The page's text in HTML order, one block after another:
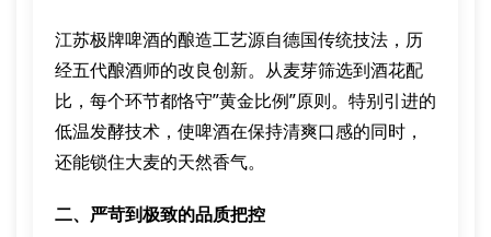
江苏极牌啤酒的酿造工艺源自德国传统技法，历
经五代酿酒师的改良创新。从麦芽筛选到酒花配
比，每个环节都恪守”黄金比例”原则。特别引进的
低温发酵技术，使啤酒在保持清爽口感的同时，
还能锁住大麦的天然香气。
二、严苛到极致的品质把控